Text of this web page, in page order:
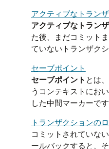
アクティブなトラン
アクティブなトラン
た後、まだコミット
ていないトランザク
セーブポイント
セーブポイント とは
うコンテキストにお
した中間マーカーです
トランザクションの
コミットされていな
ールバックすると、